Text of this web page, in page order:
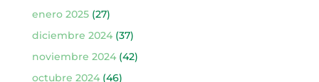
enero 2025(27)
diciembre 2024(37)
noviembre 2024(42)
octubre 2024(46)